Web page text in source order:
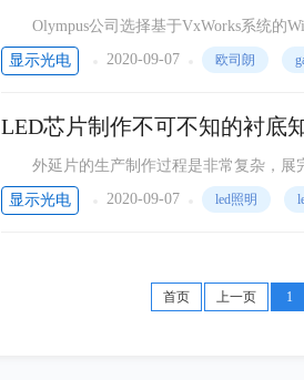
Olympus公司选择基于VxWorks系统的
显示光电 2020-09-07 欧司朗
LED芯片制作不可不知的衬底
外延片的生产制作过程是非常复杂，展
的就是良品，其它为不良品（电压偏差很
显示光电 2020-09-07 led照明
首页 上一页 1